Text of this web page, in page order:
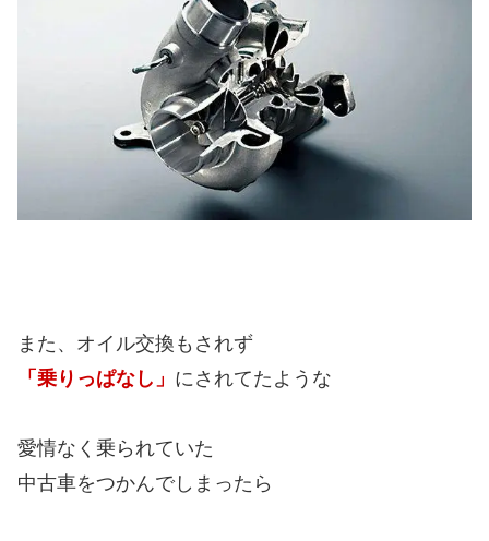
また、オイル交換もされず
「乗りっぱなし」 にされてたような
愛情なく乗られていた
中古車をつかんでしまったら